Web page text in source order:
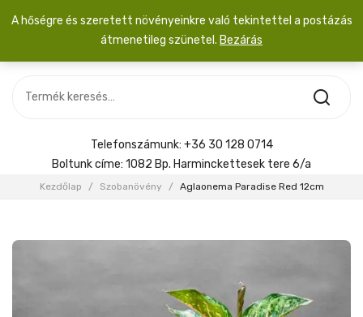
SZOBANÖVÉNY
KIEGÉSZÍTŐK
Menyasszonyi csokor
Telefonszámunk: +36 30 128 0714
Boltunk címe: 1082 Bp. Harminckettesek tere 6/a
Kezdőlap / Szobanövény / Aglaonema Paradise Red 12cm
A hőségre és szeretett növényeinkre való tekintettel a postázás
átmenetileg szünetel. Bezárás